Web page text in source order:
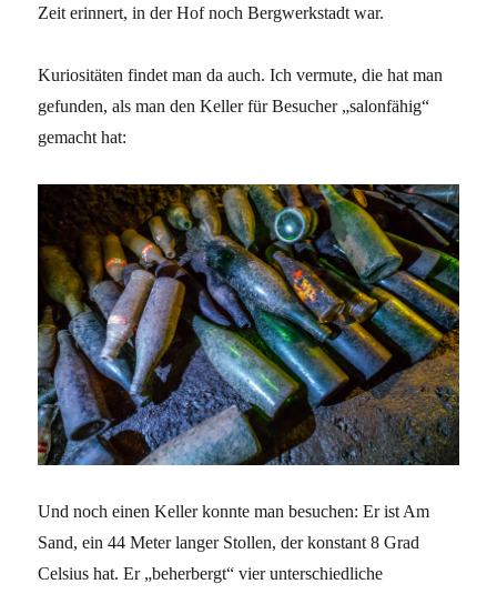
Zeit erinnert, in der Hof noch Bergwerkstadt war.
Kuriositäten findet man da auch. Ich vermute, die hat man
gefunden, als man den Keller für Besucher „salonfähig“
gemacht hat:
Und noch einen Keller konnte man besuchen: Er ist Am
Sand, ein 44 Meter langer Stollen, der konstant 8 Grad
Celsius hat. Er „beherbergt“ vier unterschiedliche